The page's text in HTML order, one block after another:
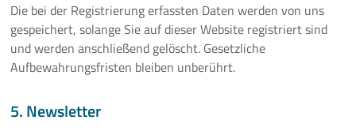
Die bei der Registrierung erfassten Daten werden von uns
gespeichert, solange Sie auf dieser Website registriert sind
und werden anschließend gelöscht. Gesetzliche
Aufbewahrungsfristen bleiben unberührt.
5. Newsletter